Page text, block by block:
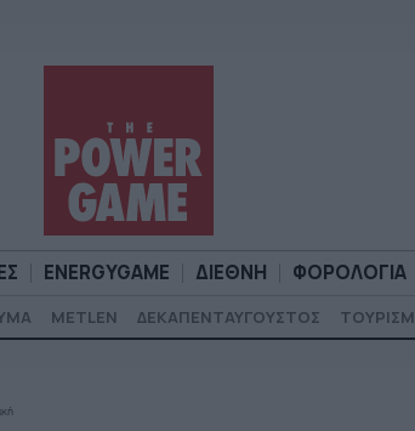
ENERGYGAME ΔΙΕΘΝΗ ΦΟΡΟΛΟΓΙΑ
METLEN ΔΕΚΑΠΕΝΤΑΥΓΟΥΣΤΟΣ